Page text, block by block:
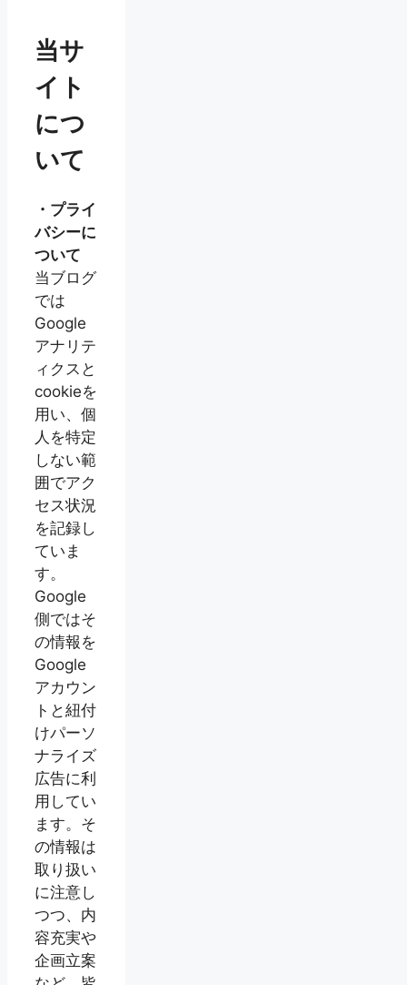
当サ
イト
につ
いて
・プライ
バシーに
ついて
当ブログ
では
Google
アナリテ
ィクスと
cookieを
用い、個
人を特定
しない範
囲でアク
セス状況
を記録し
ていま
す。
Google
側ではそ
の情報を
Google
アカウン
トと紐付
けパーソ
ナライズ
広告に利
用してい
ます。そ
の情報は
取り扱い
に注意し
つつ、内
容充実や
企画立案